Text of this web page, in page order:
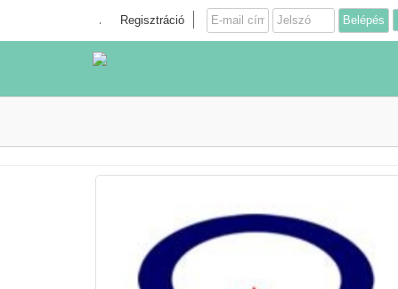
Regisztráció